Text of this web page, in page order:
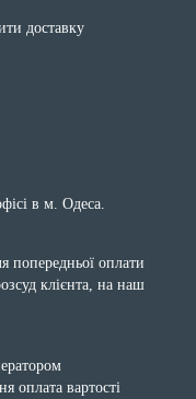
доставку
в м. Одеса.
попередньої оплати
клієнта, на наш
оплата вартості